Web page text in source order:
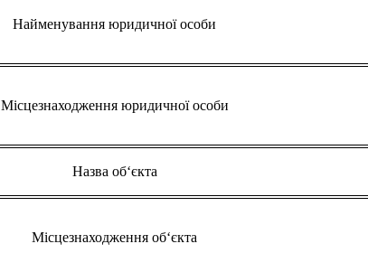
Найменування юридичної особи
Місцезнаходження юридичної особи
Назва об‘єкта
Місцезнаходження об‘єкта